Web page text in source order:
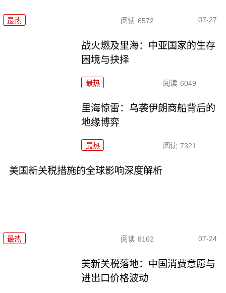
最热 阅读 6572 07-27
战火燃及里海：中亚国家的生存
困境与抉择
最热 阅读 6049
里海惊雷：乌袭伊朗商船背后的
地缘博弈
最热 阅读 7321
美国新关税措施的全球影响深度解析
最热 阅读 8162 07-24
美新关税落地：中国消费意愿与
进出口价格波动